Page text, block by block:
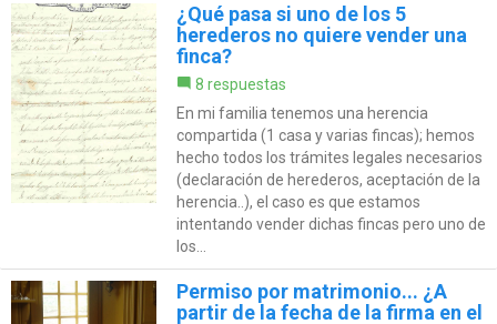
¿Qué pasa si uno de los 5
herederos no quiere vender una
finca?
8 respuestas
En mi familia tenemos una herencia
compartida (1 casa y varias fincas); hemos
hecho todos los trámites legales necesarios
(declaración de herederos, aceptación de la
herencia..), el caso es que estamos
intentando vender dichas fincas pero uno de
los...
Permiso por matrimonio... ¿A
partir de la fecha de la firma en el